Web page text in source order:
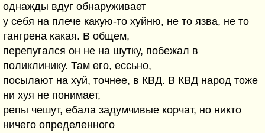
однажды вдуг обнаруживает
у себя на плече какую-то хуйню, не то язва, не то
гангрена какая. В общем,
перепугался он не на шутку, побежал в
поликлинику. Там его, ессьно,
посылают на хуй, точнее, в КВД. В КВД народ тоже
ни хуя не понимает,
репы чешут, ебала задумчивые корчат, но никто
ничего определенного